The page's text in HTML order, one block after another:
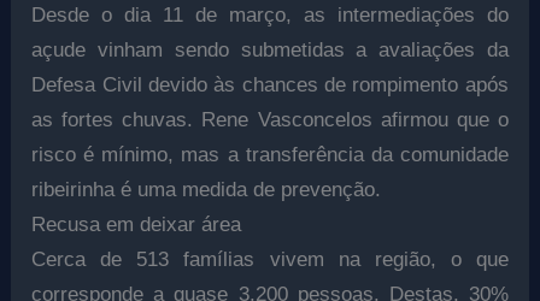
Desde o dia 11 de março, as intermediações do
açude vinham sendo submetidas a avaliações da
Defesa Civil devido às chances de rompimento após
as fortes chuvas. Rene Vasconcelos afirmou que o
risco é mínimo, mas a transferência da comunidade
ribeirinha é uma medida de prevenção.
Recusa em deixar área
Cerca de 513 famílias vivem na região, o que
corresponde a quase 3.200 pessoas. Destas, 30%